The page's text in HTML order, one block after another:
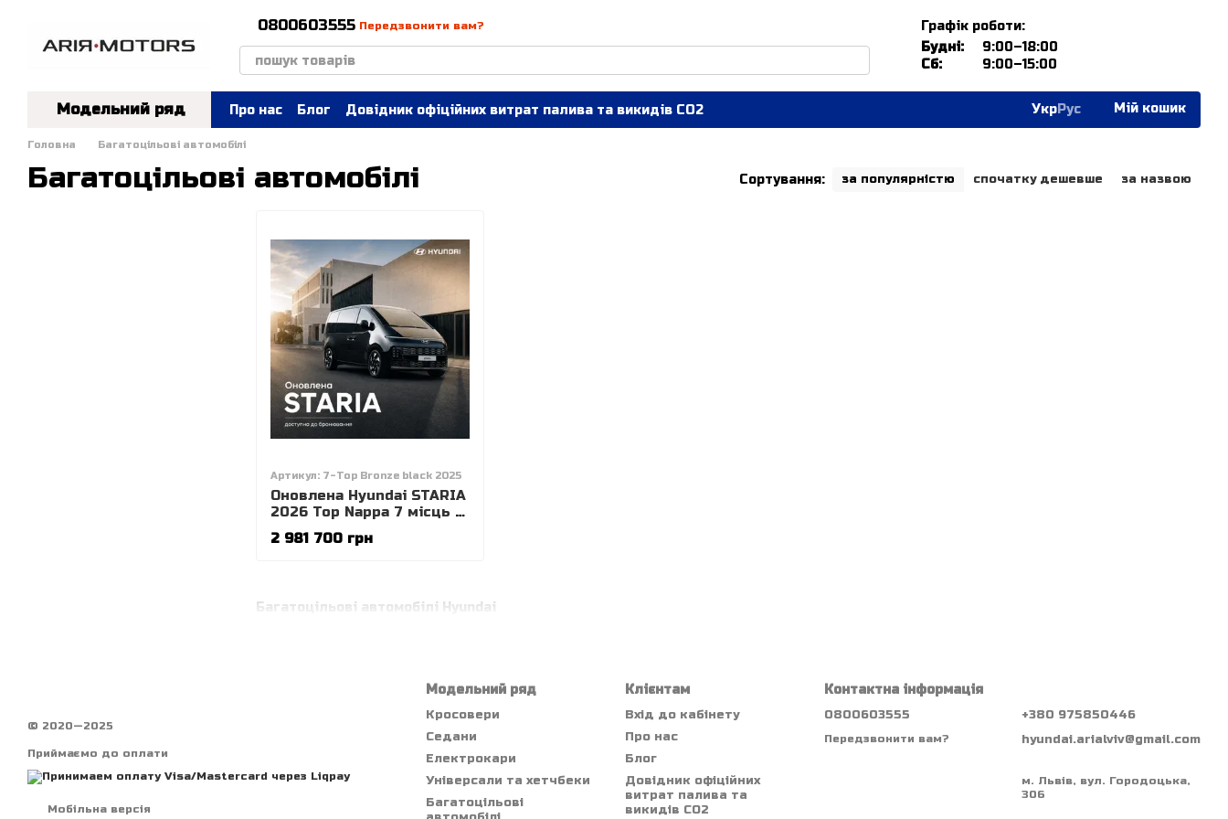
0800603555 Передзвонити вам?
Графік роботи:
Будні:
9:00–18:00
Сб:
9:00–15:00
Модельний ряд Про нас Блог Довідник офіційних витрат палива та викидів СО2 УкрРус Мій кошик
Головна Багатоцільові автомобілі
Багатоцільові автомобілі Сортування: за популярністю спочатку дешевше за назвою
Багатоцільові автомобілі Hyundai
Артикул: 7-Top Bronze black 2025
Оновлена Hyundai STARIA
2026 Top Nappa 7 місць –
купити у Львові | Арія
Моторс
2 981 700 грн
© 2020—2025
Приймаємо до оплати
Мобільна версія
Модельний ряд
Кросовери
Седани
Електрокари
Універсали та хетчбеки
Багатоцільові
Клієнтам
Вхід до кабінету
Про нас
Блог
Довідник офіційних
витрат палива та
викидів СО2
Контактна інформація
0800603555
Передзвонити вам?
+380 975850446
hyundai.arialviv@gmail.com
м. Львів, вул. Городоцька,
306